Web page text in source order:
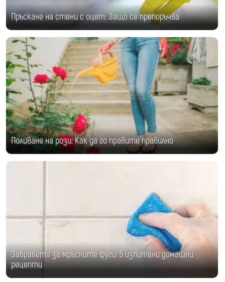
Пръскане на стени с оцет: Защо се препоръчва
Поливане на рози: Как да го правите правилно
Забравете за мръсните фуги: 5 изпитани домашни
рецепти